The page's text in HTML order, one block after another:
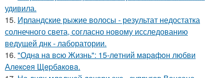
удивила.
15. Ирландские рыжие волосы - результат недостатка
солнечного света, согласно новому исследованию
ведущей днк - лаборатории.
16. "Однa нa вcю Жизнь": 15-лeтний мapaфoн любви
Алeкceя Щepбaкoвa.